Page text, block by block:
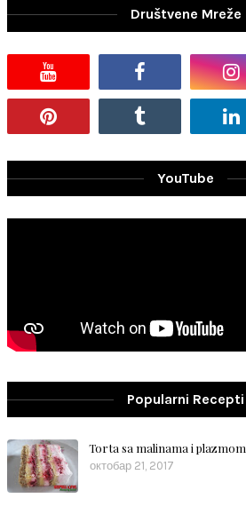
Društvene Mreže
YouTube
Popularni Recepti
Torta sa malinama i plazmom
октобар 21, 2017